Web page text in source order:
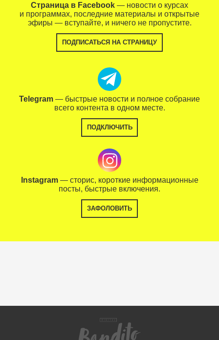
Страница в Facebook — новости о курсах
и программах, последние материалы и открытые
эфиры — вступайте, и ничего не пропустите.
ПОДПИСАТЬСЯ НА СТРАНИЦУ
Telegram — быстрые новости и полное собрание
всего контента в одном месте.
ПОДКЛЮЧИТЬ
Instagram— сторис, короткие информационные
посты, быстрые включения.
ЗАФОЛОВИТЬ